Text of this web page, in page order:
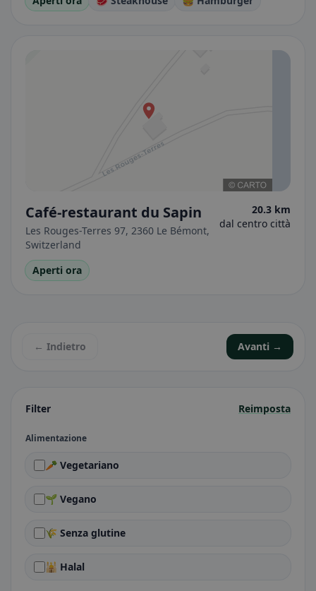
Filter Reimposta
Alimentazione
🥕 Vegetariano
🌱 Vegano
🌾 Senza glutine
🕌 Halal
Café-restaurant du Sapin
Les Rouges-Terres 97, 2360 Le Bémont,
Switzerland
20.3 km
dal centro città
Aperti ora
← Indietro Avanti →